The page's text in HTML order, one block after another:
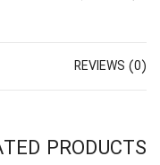
REVIEWS (0)
PRODUCTS